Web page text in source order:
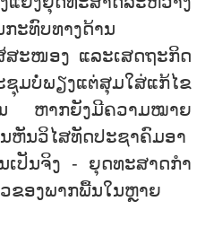
ະທົບທາງດ້ານ
ສະໜອງ ແລະເສດຖະກິດ
ຊຸມບໍ່ພຽງແຕ່ສຸມໃສ່ແກ້ໄຂ
ນ ຫາກຍັງມີຄວາມໝາຍ
ຫັນວິໄສທັດປະຊາຄົມອາ
ປັນຈິງ - ຍຸດທະສາດກໍາ
ຂອງພາກພື້ນໃນຫຼາຍ